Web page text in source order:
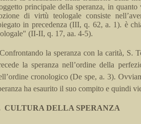
principale della speranza, in
di virtù teologale consiste
o in precedenza (III, q. 62, a. 1). è
(II-II, q. 17, aa. 4-5).
Confrontando la speranza con la carità, S.
la speranza nell’ordine della
cronologico(Despe,a. 3).
ha esaurito il suo compito e quindi
CULTURA DELLA SPERANZA